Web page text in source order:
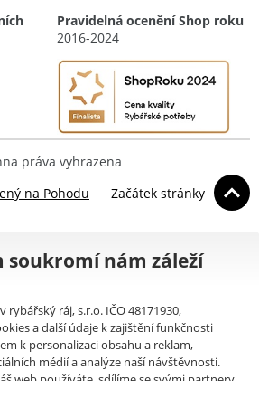
Pravidelná ocenění Shop roku
2016-2024
práva vyhrazena
na Pohodu
Začátek stránky
soukromí nám záleží
rybářský ráj, s.r.o. IČO 48171930,
a další údaje k zajištění funkčnosti
k personalizaci obsahu a reklam,
médií a analýze naší návštěvnosti.
web používáte, sdílíme se svými partnery
Google používá. Partneři tyto